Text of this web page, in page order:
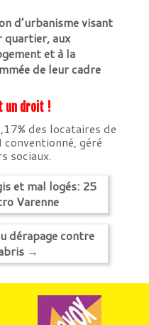
d’urbanisme visant
quartier, aux
et à la
de leur cadre
un droit !
des locataires de
conventionné, géré
sociaux.
et mal logés: 25
Varenne
dérapage contre
→